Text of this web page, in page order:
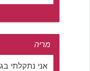
מריה
אני נתקלתי